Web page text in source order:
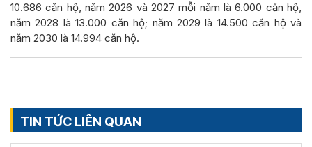
10.686 căn hộ, năm 2026 và 2027 mỗi năm là 6.000 căn hộ,
năm 2028 là 13.000 căn hộ; năm 2029 là 14.500 căn hộ và
năm 2030 là 14.994 căn hộ.
TIN TỨC LIÊN QUAN